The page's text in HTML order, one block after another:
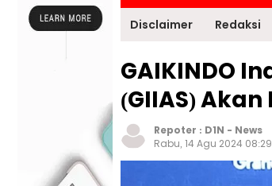
Disclaimer Redaksi
GAIKINDO
(GIIAS)
Repoter : D1N - News
Rabu, 14 Agu 2024